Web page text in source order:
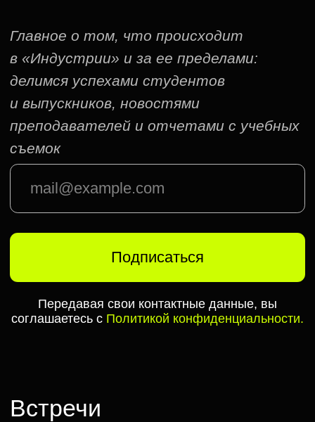
Подписаться
соглашаетесь с
Встречи
с профессионалами
индустрии кино